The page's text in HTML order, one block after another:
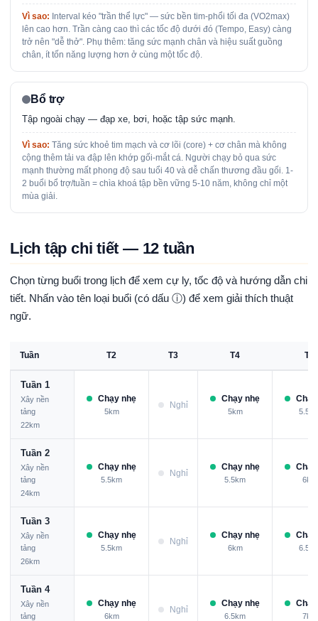
Vì sao: Interval kéo "trần thể lực" — sức bền tim-phổi tối đa (VO2max)
lên cao hơn. Trần càng cao thì các tốc độ dưới đó (Tempo, Easy) càng
trở nên "dễ thở". Phụ thêm: tăng sức mạnh chân và hiệu suất guồng
chân, ít tốn năng lượng hơn ở cùng một tốc độ.
Bổ trợ
Tập ngoài chạy — đạp xe, bơi, hoặc tập sức mạnh.
Vì sao: Tăng sức khoẻ tim mạch và cơ lõi (core) + cơ chân mà không
cộng thêm tải va đập lên khớp gối-mắt cá. Người chạy bỏ qua sức
mạnh thường mất phong độ sau tuổi 40 và dễ chấn thương đầu gối. 1-
2 buổi bổ trợ/tuần = chìa khoá tập bền vững 5-10 năm, không chỉ một
mùa giải.
Lịch tập chi tiết — 12 tuần
Chọn từng buổi trong lịch để xem cự ly, tốc độ và hướng dẫn chi
tiết. Nhấn vào tên loại buổi (có dấu ⓘ) để xem giải thích thuật
ngữ.
Tuần T2 T3 T4 T5
Tuần 1
Xây nền
tảng
22km
Chạy nhẹ
5km
Nghỉ
Chạy nhẹ
5km
Tuần 2
Xây nền
tảng
24km
Chạy nhẹ
5.5km
Nghỉ
Chạy nhẹ
5.5km 6km
Tuần 3
Xây nền
tảng
26km
Chạy nhẹ
5.5km
Nghỉ
Chạy nhẹ
6km
Tuần 4
Xây nền
tảng
Chạy nhẹ
6km
Nghỉ
Chạy nhẹ
6.5km 7km